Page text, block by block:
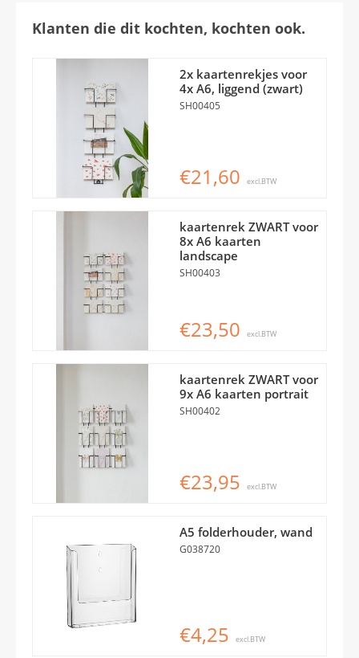
Klanten die dit kochten, kochten ook.
2x kaartenrekjes voor
4x A6, liggend (zwart)
SH00405
€21,60 excl.BTW
kaartenrek ZWART voor
8x A6 kaarten
landscape
SH00403
€23,50 excl.BTW
kaartenrek ZWART voor
9x A6 kaarten portrait
SH00402
€23,95 excl.BTW
A5 folderhouder, wand
G038720
€4,25 excl.BTW